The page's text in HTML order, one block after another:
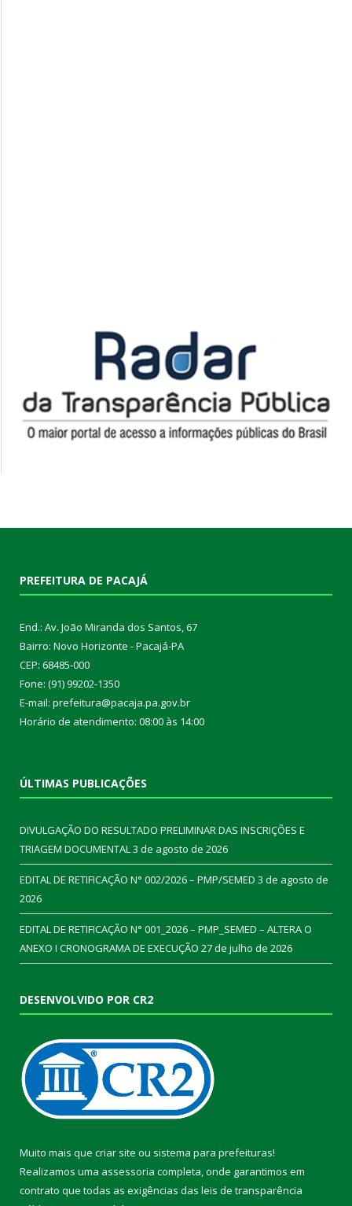
PREFEITURA DE PACAJÁ
End.: Av. João Miranda dos Santos, 67
Bairro: Novo Horizonte - Pacajá-PA
CEP: 68485-000
Fone: (91) 99202-1350
E-mail: prefeitura@pacaja.pa.gov.br
Horário de atendimento: 08:00 às 14:00
ÚLTIMAS PUBLICAÇÕES
DIVULGAÇÃO DO RESULTADO PRELIMINAR DAS INSCRIÇÕES E
TRIAGEM DOCUMENTAL3 de agosto de 2026
EDITAL DE RETIFICAÇÃO N° 002/2026 – PMP/SEMED 3 de agosto de
2026
EDITAL DE RETIFICAÇÃO N° 001_2026 – PMP_SEMED – ALTERA O
ANEXO I CRONOGRAMA DE EXECUÇÃO 27 de julho de 2026
DESENVOLVIDO POR CR2
Muito mais que criar site ou sistema para prefeituras!
Realizamos uma assessoria completa, onde garantimos em
contrato que todas as exigências das leis de transparência